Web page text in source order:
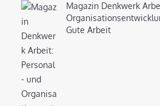
Magazin Denkwerk
Gute Arbeit